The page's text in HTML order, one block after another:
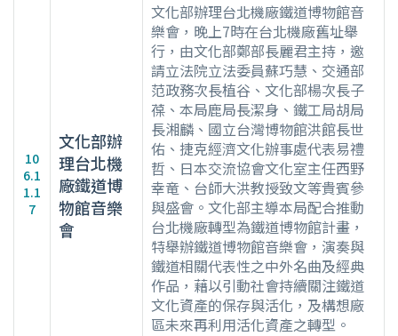
10
6.1
1.1
7
文化部辦
理台北機
廠鐵道博
物館音樂
會
文化部辦理台北機廠鐵道博物館音
樂會，晚上7時在台北機廠舊址舉
行，由文化部鄭部長麗君主持，邀
請立法院立法委員蘇巧慧、交通部
范政務次長植谷、文化部楊次長子
葆、本局鹿局長潔身、鐵工局胡局
長湘麟、國立台灣博物館洪館長世
佑、捷克經濟文化辦事處代表易禮
哲、日本交流協會文化室主任西野
幸竜、台師大洪教授致文等貴賓參
與盛會。文化部主導本局配合推動
台北機廠轉型為鐵道博物館計畫，
特舉辦鐵道博物館音樂會，演奏與
鐵道相關代表性之中外名曲及經典
作品，藉以引動社會持續關注鐵道
文化資產的保存與活化，及構想廠
區未來再利用活化資產之轉型。